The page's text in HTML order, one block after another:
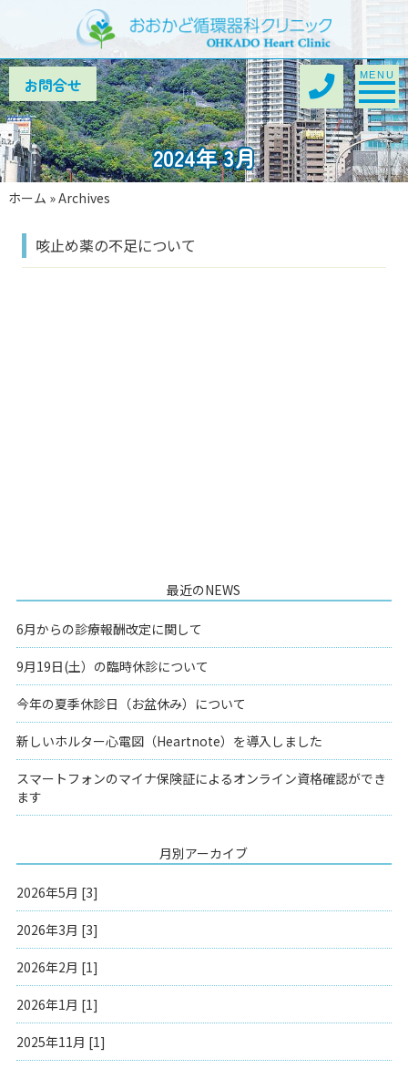
Toggle
MENU
2024年 3月
ホーム »Archives
咳止め薬の不足について
最近のNEWS
6月からの診療報酬改定に関して
9月19日(土）の臨時休診について
今年の夏季休診日（お盆休み）について
新しいホルター心電図（Heartnote）を導入しました
スマートフォンのマイナ保険証によるオンライン資格確認ができ
ます
月別アーカイブ
2026年5月 [3]
2026年3月 [3]
2026年2月 [1]
2026年1月 [1]
2025年11月 [1]